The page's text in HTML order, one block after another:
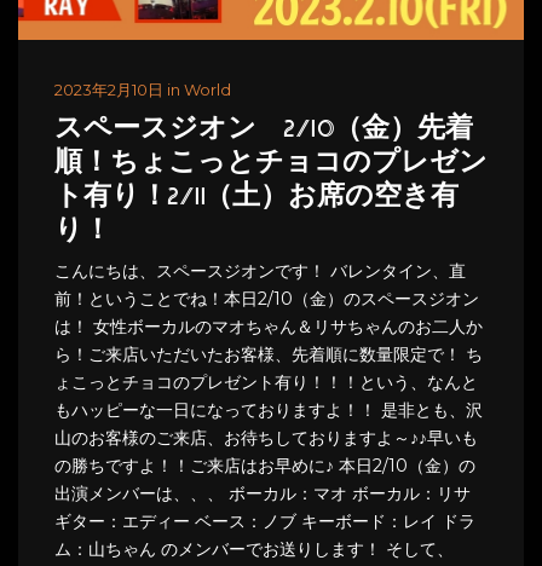
2023年2月10日 in World
スペースジオン 2/10（金）先着
順！ちょこっとチョコのプレゼン
ト有り！2/11（土）お席の空き有
り！
こんにちは、スペースジオンです！ バレンタイン、直
前！ということでね！本日2/10（金）のスペースジオン
は！ 女性ボーカルのマオちゃん＆リサちゃんのお二人か
ら！ご来店いただいたお客様、先着順に数量限定で！ ち
ょこっとチョコのプレゼント有り！！！という、なんと
もハッピーな一日になっておりますよ！！ 是非とも、沢
山のお客様のご来店、お待ちしておりますよ～♪♪早いも
の勝ちですよ！！ご来店はお早めに♪ 本日2/10（金）の
出演メンバーは、、、 ボーカル：マオ ボーカル：リサ
ギター：エディー ベース：ノブ キーボード：レイ ドラ
ム：山ちゃん のメンバーでお送りします！ そして、